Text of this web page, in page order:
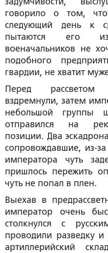
говорило о том, что
следующий день к
пытаются его
военачальников не
подобного
гвардии, не хватит
Перед
вздремнули, затем
небольшой группы
отправился на
позиции. Два
сопровождавшие, из-за
императора чуть
пришлось пережить
чуть не попал в плен.
Выехав в
император очень
столкнулся с
проводили разведку
артиллерийский